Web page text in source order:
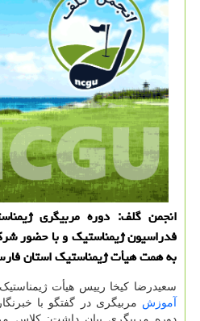
انجمن گلف: دوره مربیگری
فدراسیون ژیمناستیک و با حضور
به همت هیأت ژیمناستیک استان
سعیدرضا کیخا رییس هیأت
آموزش مربیگری در گفتگو با